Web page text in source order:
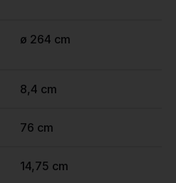
ø 264 cm
8,4 cm
76 cm
14,75 cm